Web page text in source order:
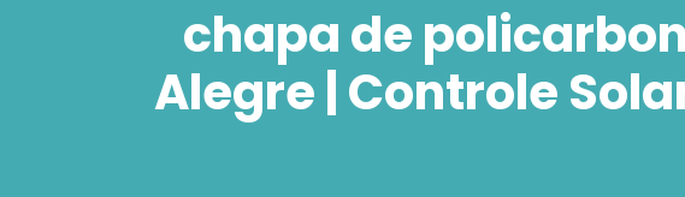
chapa de
Alegre | Controle